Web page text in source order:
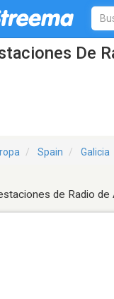
De
Spain Galicia
de Radio de